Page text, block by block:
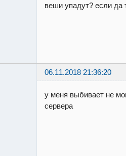
веши упадут? если
06.11.2018 21:36:20
у меня выбивает не
сервера